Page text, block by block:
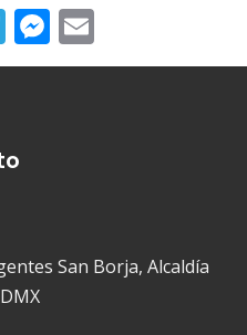
Telegram
Messenger
San Borja, Alcaldía